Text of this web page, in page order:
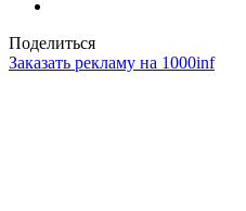
Поделиться
Заказать рекламу на 1000inf